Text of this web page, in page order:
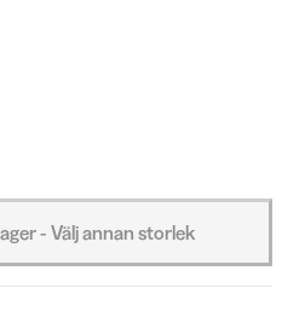
- Välj annan storlek